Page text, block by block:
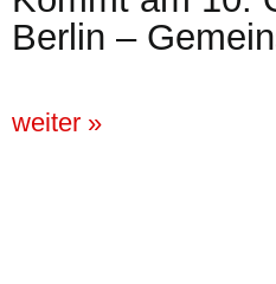
Berlin –
weiter »